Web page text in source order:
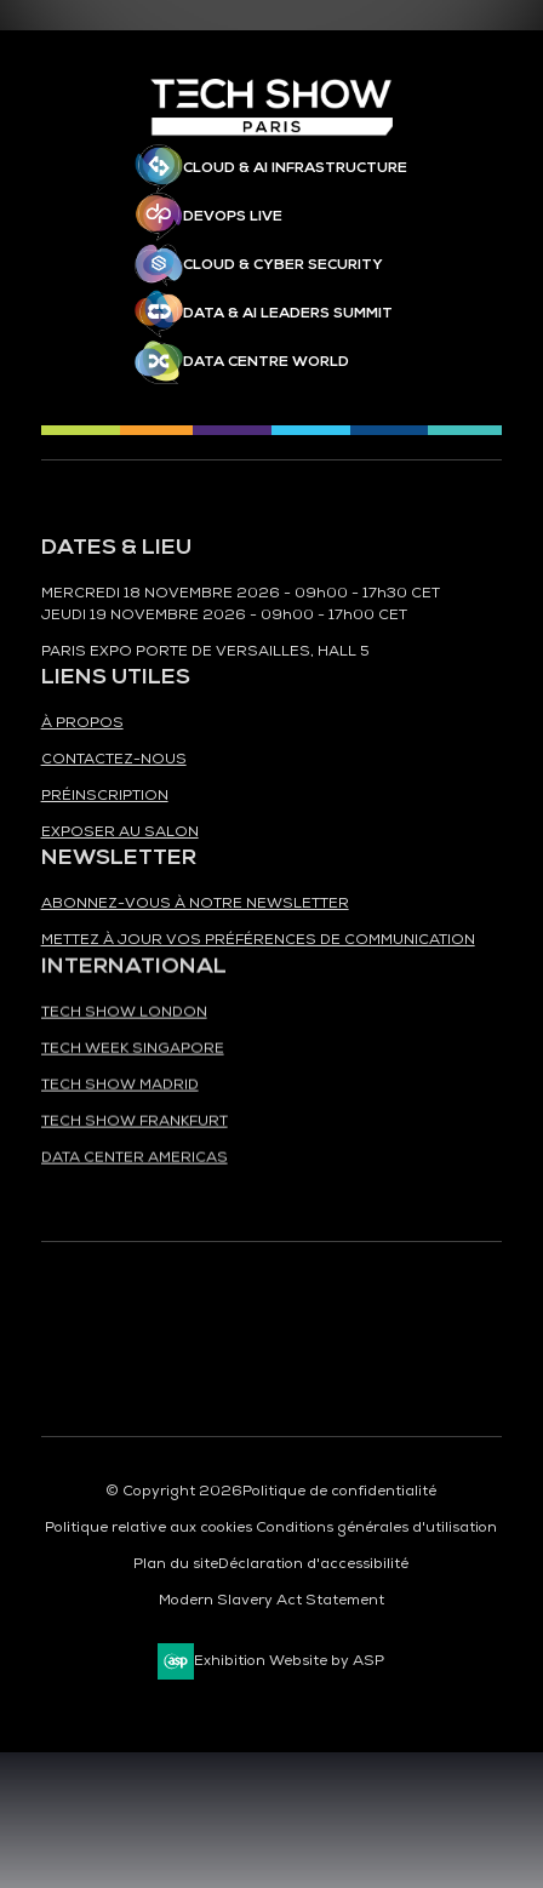
CLOUD & AI INFRASTRUCTURE
DEVOPS LIVE
CLOUD & CYBER SECURITY
DATA & AI LEADERS SUMMIT
DATA CENTRE WORLD
DATES & LIEU
MERCREDI 18 NOVEMBRE 2026 - 09h00 - 17h30 CET
JEUDI 19 NOVEMBRE 2026 - 09h00 - 17h00 CET
PARIS EXPO PORTE DE VERSAILLES, HALL 5
LIENS UTILES
À PROPOS
CONTACTEZ-NOUS
PRÉINSCRIPTION
EXPOSER AU SALON
NEWSLETTER
ABONNEZ-VOUS À NOTRE NEWSLETTER
METTEZ À JOUR VOS PRÉFÉRENCES DE COMMUNICATION
INTERNATIONAL
TECH SHOW LONDON
TECH WEEK SINGAPORE
TECH SHOW MADRID
TECH SHOW FRANKFURT
DATA CENTER AMERICAS
© Copyright 2026Politique de confidentialité
Politique relative aux cookies Conditions générales d'utilisation
Plan du siteDéclaration d'accessibilité
Modern Slavery Act Statement
Exhibition Website by ASP